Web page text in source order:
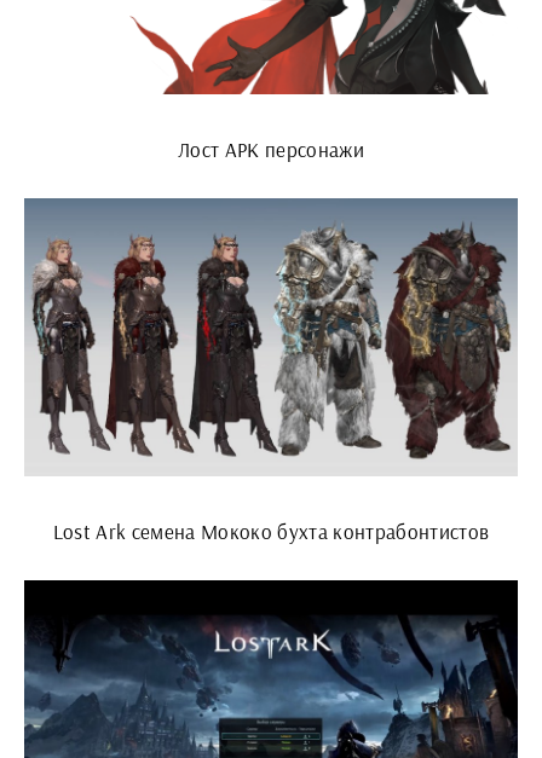
Лост АРК персонажи
Lost Ark семена Мококо бухта контрабонтистов